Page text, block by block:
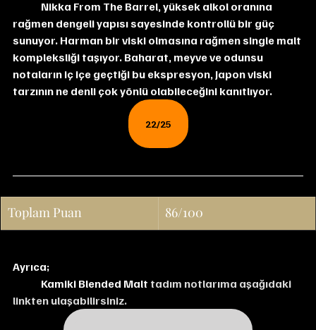
rağmen dengeli yapısı sayesinde kontrollü bir güç
sunuyor. Harman bir viski olmasına rağmen single malt
kompleksliği taşıyor. Baharat, meyve ve odunsu
notaların iç içe geçtiği bu ekspresyon, Japon viski
tarzının ne denli çok yönlü olabileceğini kanıtlıyor.
22/25
Toplam Puan 86/100
Ayrıca;
Kamiki Blended Malt tadım notlarıma aşağıdaki
linkten ulaşabilirsiniz.